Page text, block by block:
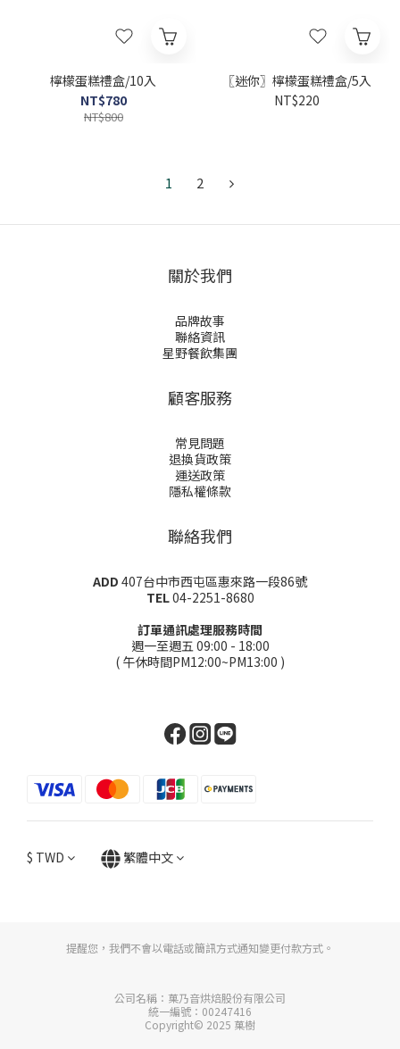
檸檬蛋糕禮盒/10入
NT$780
NT$800
〖迷你〗檸檬蛋糕禮盒/5入
NT$220
1 2
關於我們
品牌故事
聯絡資訊
星野餐飲集團
顧客服務
常見問題
退換貨政策
運送政策
隱私權條款
聯絡我們
ADD 407台中市西屯區惠來路一段86號
TEL04-2251-8680
訂單通訊處理服務時間
週一至週五 09:00 - 18:00
( 午休時間PM12:00~PM13:00 )
$ TWD 繁體中文
提醒您，我們不會以電話或簡訊方式通知變更付款方式。
公司名稱：菓乃音烘焙股份有限公司
統一編號：00247416
Copyright© 2025 菓樹